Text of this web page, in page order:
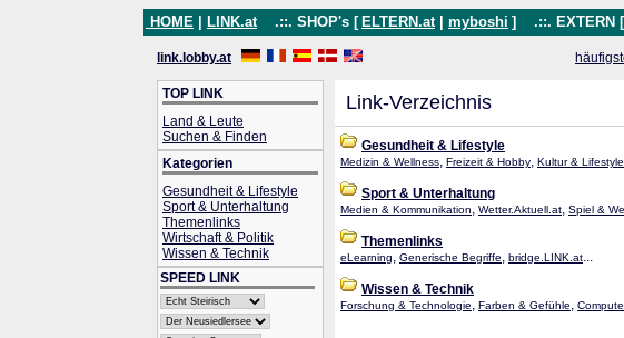
HOME LINK.at .::. SHOP's [ ELTERN.at myboshi ] .::. EXTERN [
link.lobby.at
TOP LINK
Land & Leute
Suchen & Finden
Kategorien
Gesundheit & Lifestyle
Sport & Unterhaltung
Themenlinks
Wirtschaft & Politik
Wissen & Technik
SPEED LINK
Link-Verzeichnis
Gesundheit & Lifestyle
Medizin & Wellness, Freizeit & Hobby, Kultur & Lifestyle
Sport & Unterhaltung
Medien & Kommunikation, Wetter.Aktuell.at, Spiel &
Themenlinks
eLearning, Generische Begriffe, bridge.LINK.at...
Wissen & Technik
Forschung & Technologie, Farben & Gefühle,